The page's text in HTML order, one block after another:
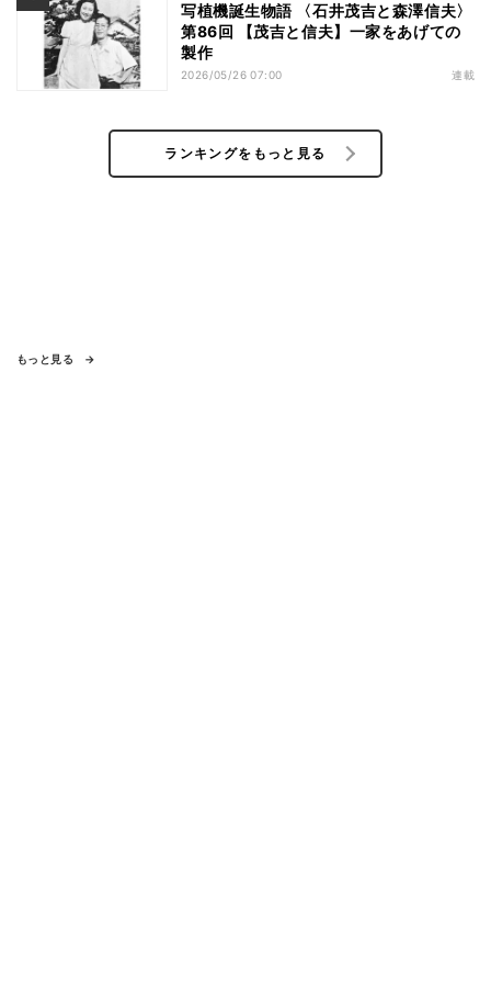
写植機誕生物語 〈石井茂吉と森澤信夫〉
第86回 【茂吉と信夫】一家をあげての
製作
2026/05/26 07:00 連載
ランキングをもっと見る
もっと見る